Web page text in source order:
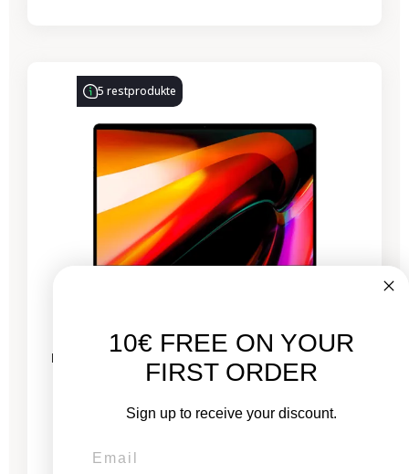
5 restprodukte
MacBook Pro 16 Zoll Touch Bar 2019 – Intel i7
2,6 GHz – 16 GB RAM
10€ FREE ON YOUR
FIRST ORDER
Sign up to receive your discount.